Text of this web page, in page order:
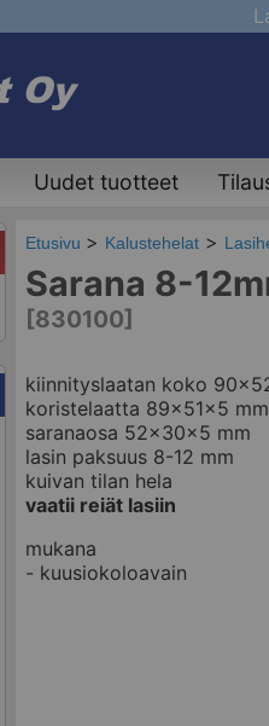
Uudet tuotteet
Etusivu Kalustehelat
Sarana 8-
[830100]
kiinnityslaatan koko
koristelaatta 89x51x5 mm
saranaosa 52x30x5 mm
lasin paksuus 8-12 mm
kuivan tilan hela
vaatii reiät lasiin
mukana
- kuusiokoloavain